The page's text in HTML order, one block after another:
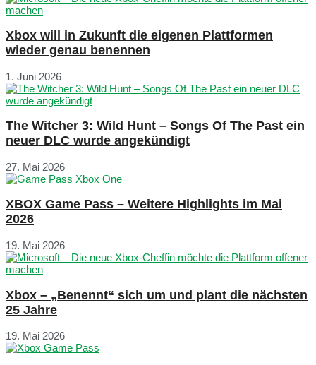
Xbox will in Zukunft die eigenen Plattformen
wieder genau benennen
1. Juni 2026
The Witcher 3: Wild Hunt – Songs Of The Past ein
neuer DLC wurde angekündigt
27. Mai 2026
XBOX Game Pass – Weitere Highlights im Mai
2026
19. Mai 2026
Xbox – „Benennt“ sich um und plant die nächsten
25 Jahre
19. Mai 2026